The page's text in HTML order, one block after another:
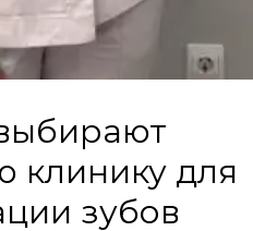
клинику для
зубов